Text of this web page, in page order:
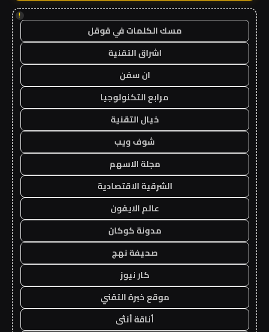
!
مسك الكلمات في قوقل
اشراق التقنية
ان سفن
مرابع التكنولوجيا
خيال التقنية
شوف ويب
مجلة الاسهم
الشرقية الاقتصادية
عالم الايفون
مدونة كوكان
صحيفة نهج
كار نيوز
موقع خبرة التقني
أناقة أنثى